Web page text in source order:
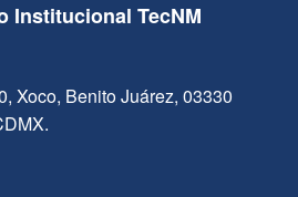
Institucional TecNM
Xoco, Benito Juárez, 03330